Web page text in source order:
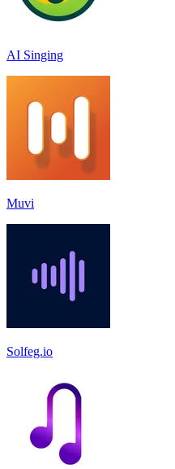
AI Singing
Muvi
Solfeg.io